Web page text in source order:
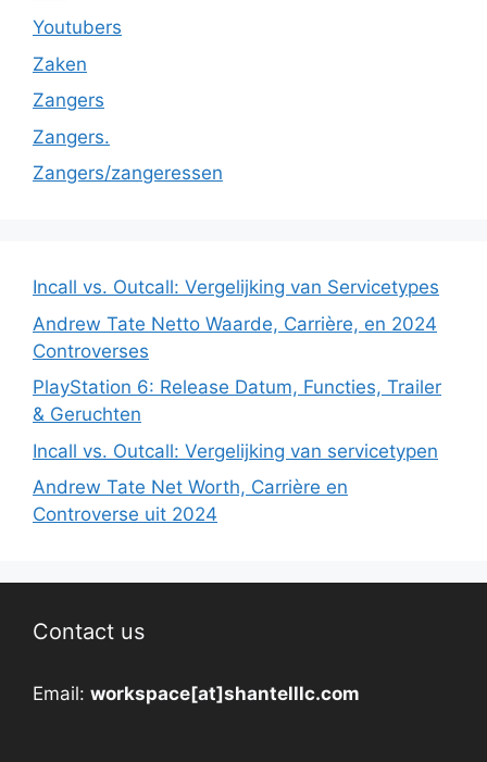
Youtubers
Zaken
Zangers
Zangers.
Zangers/zangeressen
Incall vs. Outcall: Vergelijking van Servicetypes
Andrew Tate Netto Waarde, Carrière, en 2024
Controverses
PlayStation 6: Release Datum, Functies, Trailer
& Geruchten
Incall vs. Outcall: Vergelijking van servicetypen
Andrew Tate Net Worth, Carrière en
Controverse uit 2024
Contact us
Email: workspace[at]shantelllc.com